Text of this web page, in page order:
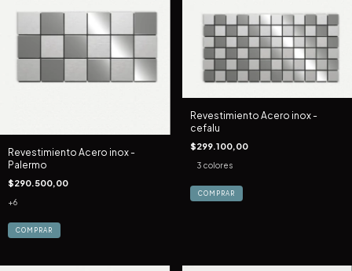
Revestimiento Acero inox -
Palermo
$290.500,00
+6
COMPRAR
Revestimiento Acero inox -
cefalu
$299.100,00
3 colores
COMPRAR